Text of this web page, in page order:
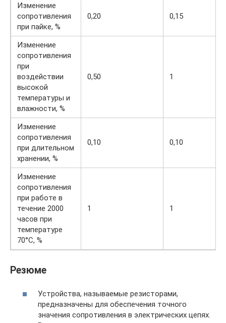
Изменение
сопротивления
при пайке, %
0,20 0,15
Изменение
сопротивления
при
воздействии
высокой
температуры и
влажности, %
0,50 1
Изменение
сопротивления
при длительном
хранении, %
0,10 0,10
Изменение
сопротивления
при работе в
течение 2000
часов при
температуре
70°C, %
1 1
Резюме
Устройства, называемые резисторами,
предназначены для обеспечения точного
значения сопротивления в электрических цепях.